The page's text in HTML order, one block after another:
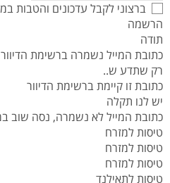
ברצוני לקבל עדכונים והטבות
הרשמה
תודה
כתובת המייל נשמרה ברשימת הדיוור
רק שתדע ש..
כתובת זו קיימת ברשימת הדיוור
יש לנו תקלה
כתובת המייל לא נשמרה, נסה שוב
טיסות למזרח
טיסות למזרח
טיסות למזרח
טיסות לתאילנד